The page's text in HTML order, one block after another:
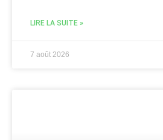
LIRE LA SUITE »
7 août 2026